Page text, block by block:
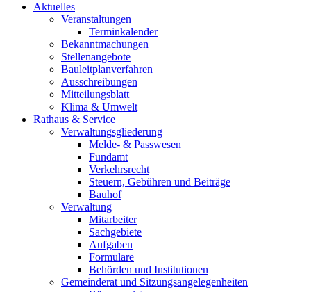
Aktuelles
Veranstaltungen
Terminkalender
Bekanntmachungen
Stellenangebote
Bauleitplanverfahren
Ausschreibungen
Mitteilungsblatt
Klima & Umwelt
Rathaus & Service
Verwaltungsgliederung
Melde- & Passwesen
Fundamt
Verkehrsrecht
Steuern, Gebühren und Beiträge
Bauhof
Verwaltung
Mitarbeiter
Sachgebiete
Aufgaben
Formulare
Behörden und Institutionen
Gemeinderat und Sitzungsangelegenheiten